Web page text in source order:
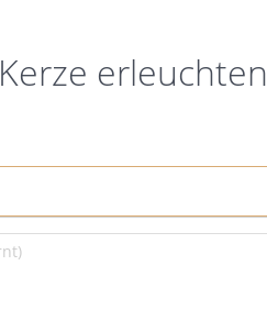
Kerze erleuchten